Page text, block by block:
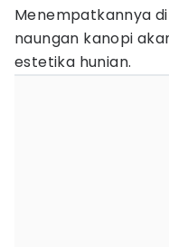
Menempatkannya
naungan kanopi
estetika hunian.